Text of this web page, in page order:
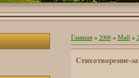
Главная» 2008 » Май »
Стихотворение-